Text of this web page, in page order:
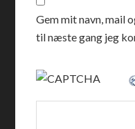
Gem mit navn, mail
til næste gang jeg